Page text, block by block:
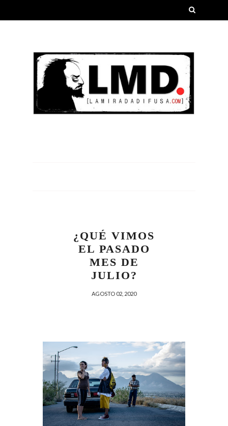
¿QUÉ VIMOS
EL PASADO
MES DE
JULIO?
AGOSTO 02, 2020